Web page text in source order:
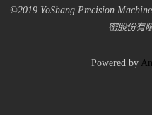
©2019 YoShang Precision
密股份有
Powered by